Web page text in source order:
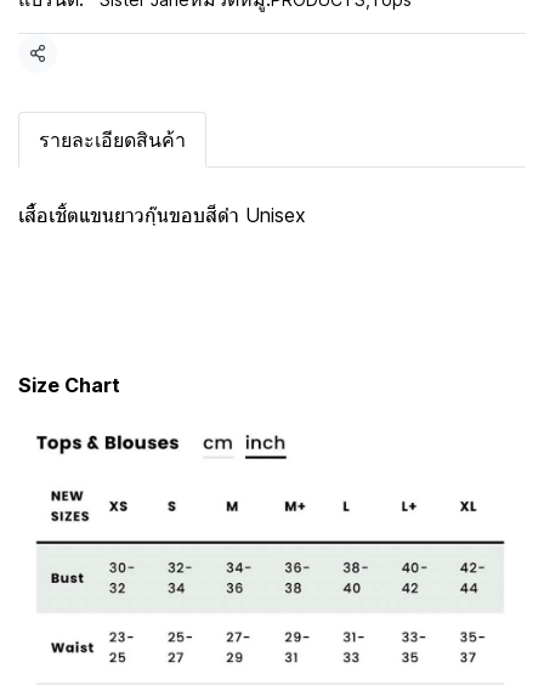
แชร์
รายละเอียดสินค้า
เสื้อเชิ้ตแขนยาวกุ๊นขอบสีดำ Unisex
Size Chart